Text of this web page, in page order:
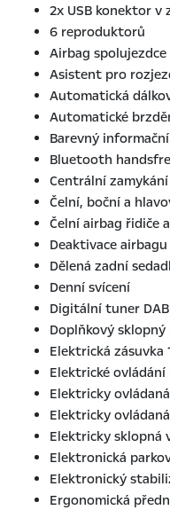
2x USB konektor v
6 reproduktorů
Airbag spolujezdce
Asistent pro
Automatická
Automatické
Barevný
Bluetooth
Centrální
Čelní, boční a
Čelní airbag řidiče
Deaktivace
Dělená zadní
Denní svícení
Digitální tuner DAB
Doplňkový sklopný
Elektrická zásuvka
Elektrické
Elektricky
Elektricky
Elektricky sklopná
Elektronická
Elektronický
Ergonomická